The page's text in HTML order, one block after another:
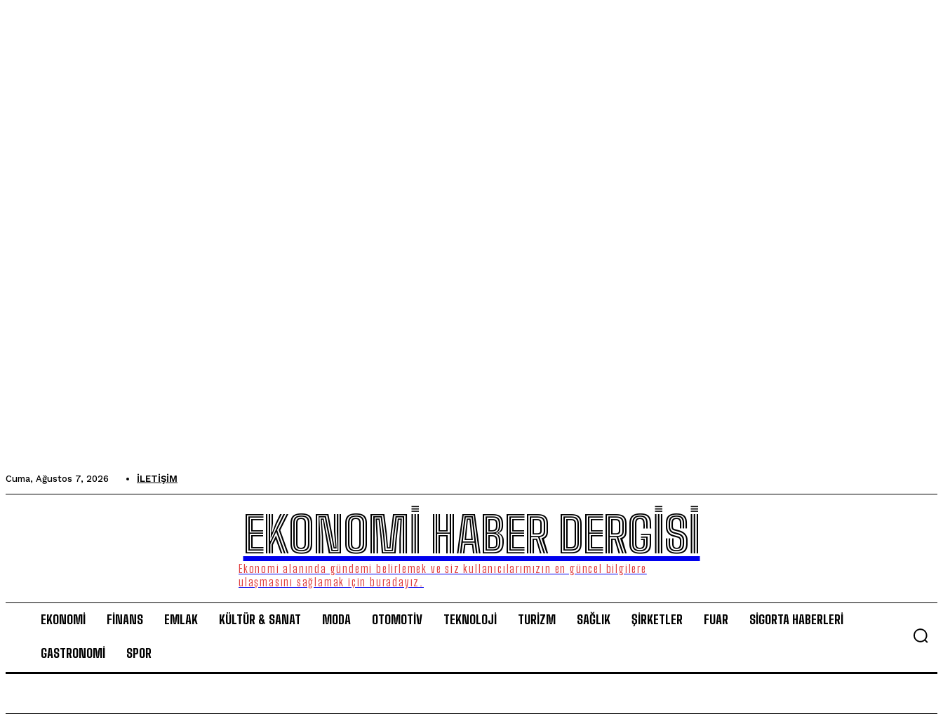
Cuma, Ağustos 7, 2026 İLETIŞIM
EKONOMİ HABER DERGİSİ
Ekonomi alanında gündemi belirlemek ve siz kullanıcılarımızın en güncel bilgilere
ulaşmasını sağlamak için buradayız.
EKONOMİ FİNANS EMLAK KÜLTÜR & SANAT MODA OTOMOTİV TEKNOLOJİ TURİZM SAĞLIK ŞİRKETLER FUAR SİGORTA HABERLERİ
GASTRONOMİ SPOR